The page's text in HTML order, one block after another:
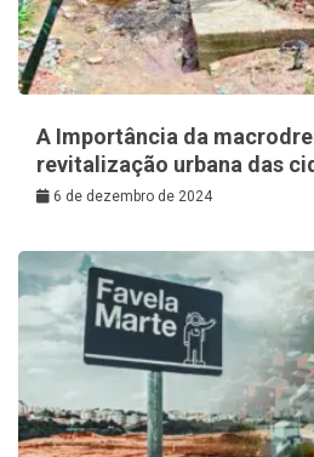
A Importância da
revitalização urbana das
6 de dezembro de 2024